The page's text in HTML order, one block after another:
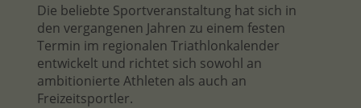
Die beliebte Sportveranstaltung hat sich in
den vergangenen Jahren zu einem festen
Termin im regionalen Triathlonkalender
entwickelt und richtet sich sowohl an
ambitionierte Athleten als auch an
Freizeitsportler.